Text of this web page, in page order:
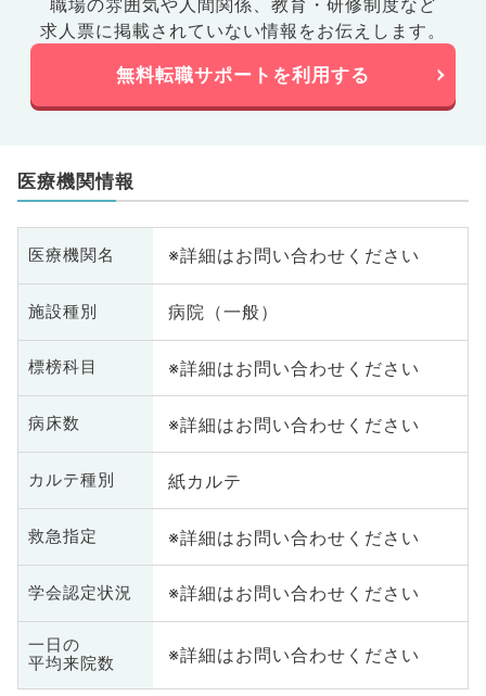
職場の雰囲気や人間関係、 教育・研修制度など
求人票に掲載されていない情報をお伝えします。
無料転職サポートを利用する
医療機関情報
医療機関名 ※詳細はお問い合わせください
施設種別 病院（一般）
標榜科目 ※詳細はお問い合わせください
病床数 ※詳細はお問い合わせください
カルテ種別 紙カルテ
救急指定 ※詳細はお問い合わせください
学会認定状況 ※詳細はお問い合わせください
一日の
平均来院数
※詳細はお問い合わせください